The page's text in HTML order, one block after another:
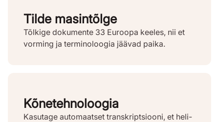
Tilde masintõlge
Tõlkige dokumente 33 Euroopa keeles, nii et
vorming ja terminoloogia jäävad paika.
Kõnetehnoloogia
Kasutage automaatset transkriptsiooni, et heli-